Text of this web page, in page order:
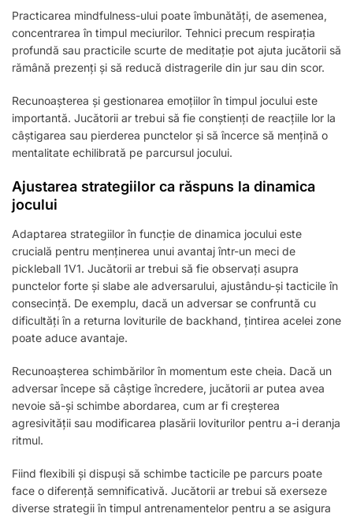
Practicarea mindfulness-ului poate îmbunătăți, de asemenea,
concentrarea în timpul meciurilor. Tehnici precum respirația
profundă sau practicile scurte de meditație pot ajuta jucătorii să
rămână prezenți și să reducă distragerile din jur sau din scor.
Recunoașterea și gestionarea emoțiilor în timpul jocului este
importantă. Jucătorii ar trebui să fie conștienți de reacțiile lor la
câștigarea sau pierderea punctelor și să încerce să mențină o
mentalitate echilibrată pe parcursul jocului.
Ajustarea strategiilor ca răspuns la dinamica
jocului
Adaptarea strategiilor în funcție de dinamica jocului este
crucială pentru menținerea unui avantaj într-un meci de
pickleball 1V1. Jucătorii ar trebui să fie observați asupra
punctelor forte și slabe ale adversarului, ajustându-și tacticile în
consecință. De exemplu, dacă un adversar se confruntă cu
dificultăți în a returna loviturile de backhand, țintirea acelei zone
poate aduce avantaje.
Recunoașterea schimbărilor în momentum este cheia. Dacă un
adversar începe să câștige încredere, jucătorii ar putea avea
nevoie să-și schimbe abordarea, cum ar fi creșterea
agresivității sau modificarea plasării loviturilor pentru a-i deranja
ritmul.
Fiind flexibili și dispuși să schimbe tacticile pe parcurs poate
face o diferență semnificativă. Jucătorii ar trebui să exerseze
diverse strategii în timpul antrenamentelor pentru a se asigura